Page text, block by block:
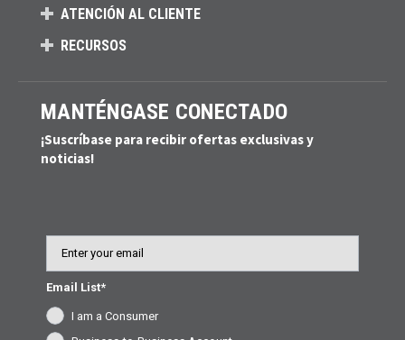
ATENCIÓN AL CLIENTE
RECURSOS
MANTÉNGASE CONECTADO
¡Suscríbase para recibir ofertas exclusivas y
noticias!
Email List*
I am a Consumer